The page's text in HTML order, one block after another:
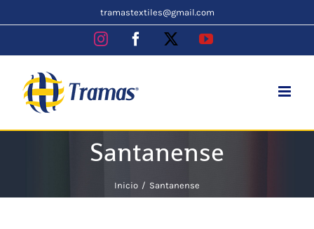
to
tramastextiles@gmail.com
InstagramFacebook YouTube
Santanense
Inicio Santanense